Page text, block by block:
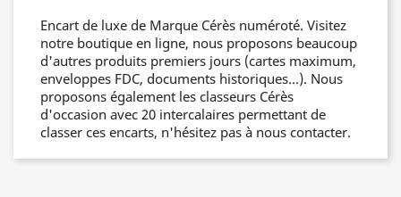
Encart de luxe de Marque Cérès numéroté. Visitez
notre boutique en ligne, nous proposons beaucoup
d'autres produits premiers jours (cartes maximum,
enveloppes FDC, documents historiques…). Nous
proposons également les classeurs Cérès
d'occasion avec 20 intercalaires permettant de
classer ces encarts, n'hésitez pas à nous contacter.